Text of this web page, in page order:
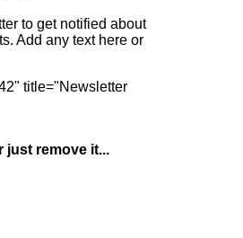
to get notified about
Add any text here or
title="Newsletter
just remove it...